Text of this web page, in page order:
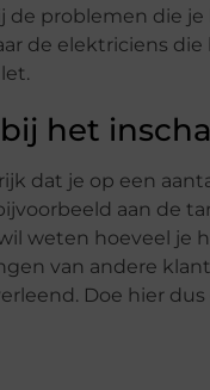
problemen die
de elektriciens
het
dat je op een
aan de
weten hoeveel je
van andere
Doe hier